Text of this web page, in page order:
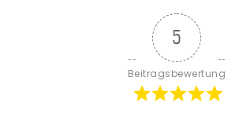
5
Beitragsbewertung